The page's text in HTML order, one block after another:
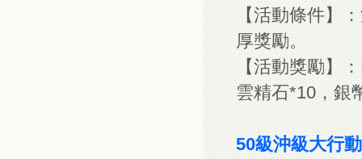
【活動條件】
厚獎勵。
【活動獎勵】
雲精石*10，銀
50級沖級大行動